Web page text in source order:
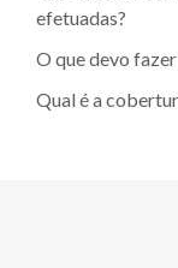
efetuadas?
O que devo
Qual é a